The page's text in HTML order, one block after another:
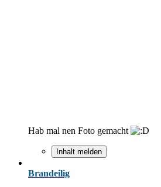
Hab mal nen Foto gemacht
Inhalt melden
Brandeilig